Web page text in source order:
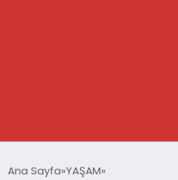
Ana Sayfa YAŞAM